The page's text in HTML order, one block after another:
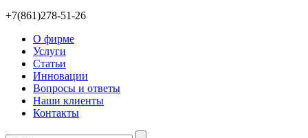
+7(861)278-51-26
О фирме
Услуги
Статьи
Инновации
Вопросы и ответы
Наши клиенты
Контакты